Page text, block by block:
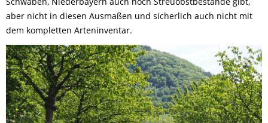
aber nicht in diesen Ausmaßen und sicherlich auch nicht mit
dem kompletten Arteninventar.